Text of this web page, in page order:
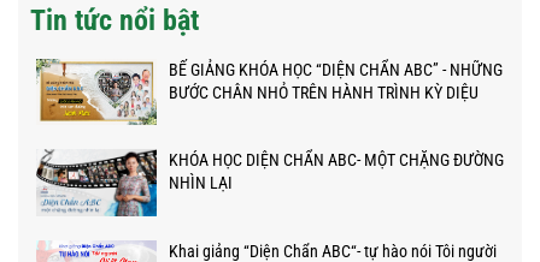
Tin tức nổi bật
BẾ GIẢNG KHÓA HỌC “DIỆN CHẨN ABC” - NHỮNG
BƯỚC CHÂN NHỎ TRÊN HÀNH TRÌNH KỲ DIỆU
KHÓA HỌC DIỆN CHẨN ABC- MỘT CHẶNG ĐƯỜNG
NHÌN LẠI
Khai giảng “Diện Chẩn ABC“- tự hào nói Tôi người